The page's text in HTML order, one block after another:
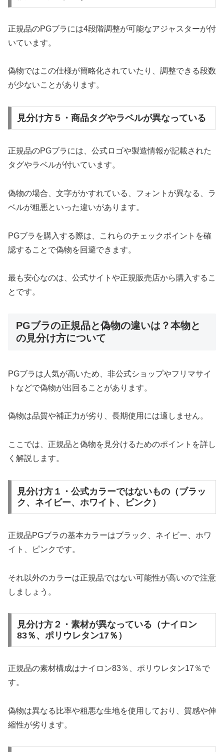
正規品のPGブラには4段階調整が可能なアジャスターが付
いています。
偽物ではこの仕様が簡略化されていたり、調整できる段数
が少ないことがあります。
見分け方５・商品タグやラベルが異なっている
正規品のPGブラには、公式ロゴや製造情報が記載された
タグやラベルが付いています。
偽物の場合、文字がかすれている、フォントが異なる、ラ
ベルが粗悪といった違いがあります。
PGブラを購入する際は、これらのチェックポイントを確
認することで偽物を回避できます。
最も安心なのは、公式サイトや正規販売店から購入するこ
とです。
PGブラの正規品と偽物の違いは？本物と
の見分け方について
PGブラは人気が高いため、非公式ショップやフリマサイ
トなどで偽物が出回ることがあります。
偽物は品質や補正力が劣り、長期使用には適しません。
ここでは、正規品と偽物を見分けるためのポイントを詳し
く解説します。
見分け方１・公式カラーではないもの（ブラッ
ク、ネイビー、ホワイト、ピンク）
正規品PGブラの基本カラーはブラック、ネイビー、ホワ
イト、ピンクです。
それ以外のカラーは正規品ではない可能性が高いので注意
しましょう。
見分け方２・素材が異なっている（ナイロン
83％、ポリウレタン17％）
正規品の素材構成はナイロン83％、ポリウレタン17％で
す。
偽物は異なる比率や粗悪な生地を使用しており、質感や伸
縮性が劣ります。